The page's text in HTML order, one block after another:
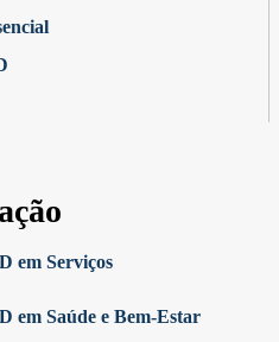
em Serviços
em Saúde e Bem-Estar